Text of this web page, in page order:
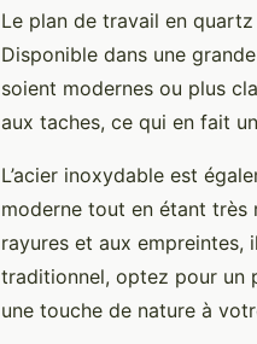
Le plan de travail en
Disponible dans une
soient modernes ou plus
aux taches, ce qui en fait
L’acier inoxydable est
moderne tout en étant très
rayures et aux empreintes,
traditionnel, optez pour un
une touche de nature à